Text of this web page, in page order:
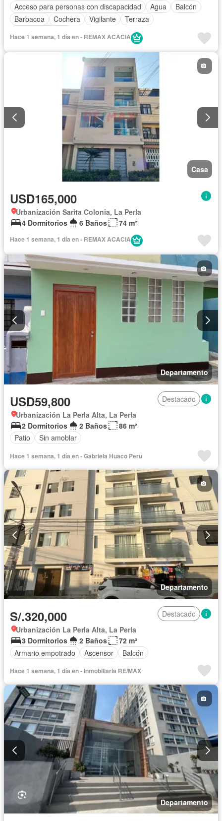
Acceso para personas con discapacidad
Agua
Balcón
Barbacoa
Cochera Vigilante
Terraza
Hace 1 semana, 1 día en - REMAX ACACIA
Casa
USD165,000
Urbanización Sarita Colonia, La Perla
4 Dormitorios
6 Baños 74 m²
Hace 1 semana, 1 día en - REMAX ACACIA
Departamento
USD59,800
Destacado
Urbanización La Perla Alta, La Perla
2 Dormitorios
2 Baños
86 m²
Patio
Sin amoblar
Hace 1 semana, 1 día en - Gabriela Huaco Peru
Departamento
S/.320,000
Destacado
Urbanización La Perla Alta, La Perla
3 Dormitorios
2 Baños
72 m²
Armario empotrado
Ascensor Balcón
Hace 1 semana, 1 día en - Inmobiliaria RE/MAX
Departamento